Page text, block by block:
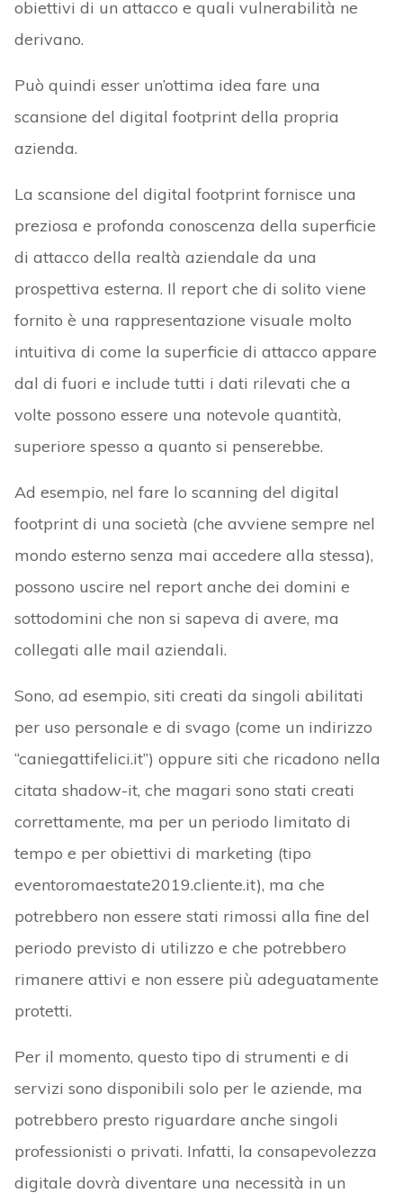
obiettivi di un attacco e quali vulnerabilità ne
derivano.
Può quindi esser un’ottima idea fare una
scansione del digital footprint della propria
azienda.
La scansione del digital footprint fornisce una
preziosa e profonda conoscenza della superficie
di attacco della realtà aziendale da una
prospettiva esterna. Il report che di solito viene
fornito è una rappresentazione visuale molto
intuitiva di come la superficie di attacco appare
dal di fuori e include tutti i dati rilevati che a
volte possono essere una notevole quantità,
superiore spesso a quanto si penserebbe.
Ad esempio, nel fare lo scanning del digital
footprint di una società (che avviene sempre nel
mondo esterno senza mai accedere alla stessa),
possono uscire nel report anche dei domini e
sottodomini che non si sapeva di avere, ma
collegati alle mail aziendali.
Sono, ad esempio, siti creati da singoli abilitati
per uso personale e di svago (come un indirizzo
“caniegattifelici.it”) oppure siti che ricadono nella
citata shadow-it, che magari sono stati creati
correttamente, ma per un periodo limitato di
tempo e per obiettivi di marketing (tipo
eventoromaestate2019.cliente.it), ma che
potrebbero non essere stati rimossi alla fine del
periodo previsto di utilizzo e che potrebbero
rimanere attivi e non essere più adeguatamente
protetti.
Per il momento, questo tipo di strumenti e di
servizi sono disponibili solo per le aziende, ma
potrebbero presto riguardare anche singoli
professionisti o privati. Infatti, la consapevolezza
digitale dovrà diventare una necessità in un